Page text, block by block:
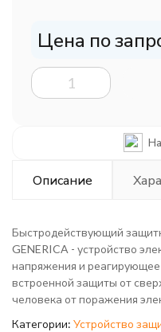
Цена по
Описание
Быстродействующий
GENERICA - устройство
напряжения и
встроенной защиты от
человека от поражения
Категории: Устройство